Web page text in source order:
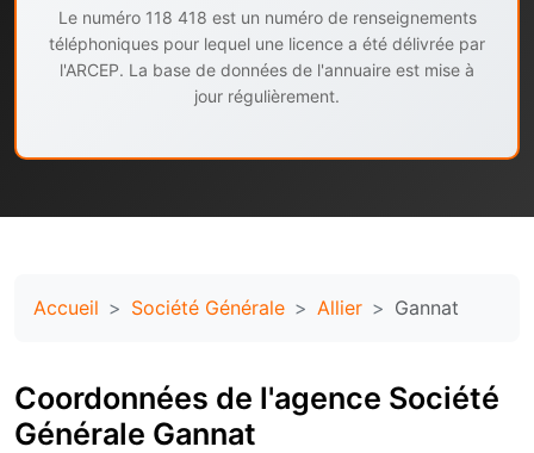
Le numéro 118 418 est un numéro de renseignements
téléphoniques pour lequel une licence a été délivrée par
l'ARCEP. La base de données de l'annuaire est mise à
jour régulièrement.
Accueil Société Générale Allier Gannat
Coordonnées de l'agence Société
Générale Gannat